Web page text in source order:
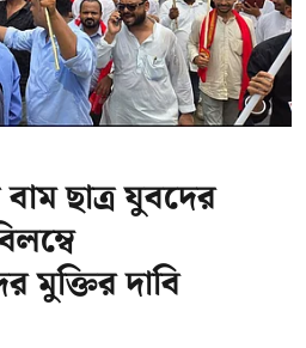
ছাত্র যুবদের
মুক্তির দাবি